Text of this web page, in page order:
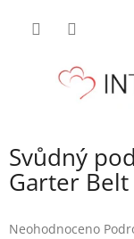
Svůdný
Garter Belt
Průměrné
Neohodnoceno